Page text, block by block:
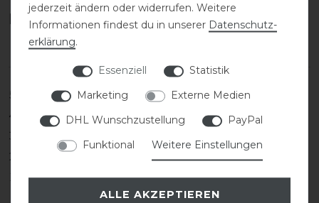
Kundenrezensionen (0)
5
0
4
0
3
2
0
1
0
jederzeit ändern oder widerrufen. Weitere
Informationen findest du in unserer Daten­schutz­
erklärung.
Essenziell
Statistik
Marketing
Externe Medien
DHL Wunschzustellung
PayPal
Funktional
Weitere Einstellungen
ALLE AKZEPTIEREN